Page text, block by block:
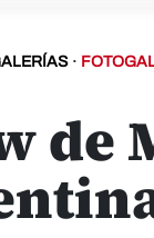
·
de